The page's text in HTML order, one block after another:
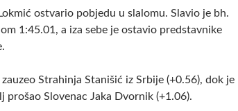
ostvario pobjedu u slalomu. Slavio je bh.
1:45.01, a iza sebe je ostavio predstavnike
Strahinja Stanišić iz Srbije (+0.56), dok je
prošao Slovenac Jaka Dvornik (+1.06).